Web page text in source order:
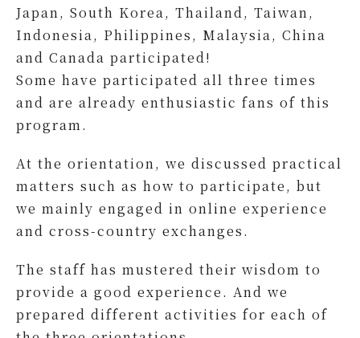
Japan, South Korea, Thailand, Taiwan,
Indonesia, Philippines, Malaysia, China
and Canada participated!
Some have participated all three times
and are already enthusiastic fans of this
program.
At the orientation, we discussed practical
matters such as how to participate, but
we mainly engaged in online experience
and cross-country exchanges.
The staff has mustered their wisdom to
provide a good experience. And we
prepared different activities for each of